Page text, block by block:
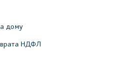
дому
НДФЛ